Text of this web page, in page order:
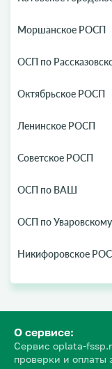
Моршанское РОСП
ОСП по
Октябрьское РОСП
Ленинское РОСП
Советское РОСП
ОСП по ВАШ
ОСП по
Никифоровское
О сервисе:
Сервис oplata-
проверки и оплаты